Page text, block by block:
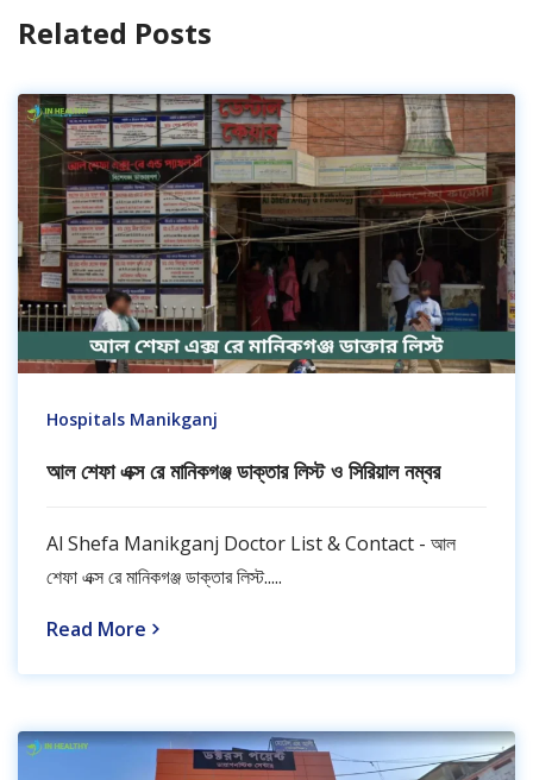
Related Posts
Hospitals Manikganj
আল শেফা এক্স রে মানিকগঞ্জ ডাক্তার লিস্ট ও সিরিয়াল নম্বর
Al Shefa Manikganj Doctor List & Contact - আল
শেফা এক্স রে মানিকগঞ্জ ডাক্তার লিস্ট.....
Read More